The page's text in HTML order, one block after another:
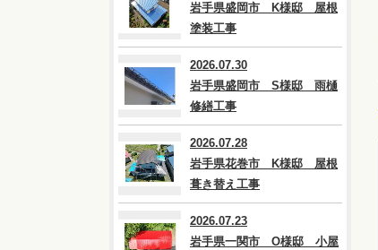
岩手県盛岡市 K様邸 屋根
塗装工事
2026.07.30
岩手県盛岡市 S様邸 雨樋
修繕工事
2026.07.28
岩手県花巻市 K様邸 屋根
葺き替え工事
2026.07.23
岩手県一関市 O様邸 小屋